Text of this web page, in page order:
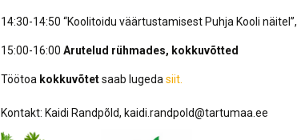
14:30-14:50 “Koolitoidu väärtustamisest Puhja Kooli näitel”,
15:00-16:00 Arutelud rühmades, kokkuvõtted
Töötoa kokkuvõtetsaab lugeda siit.
Kontakt: Kaidi Randpõld, kaidi.randpold@tartumaa.ee